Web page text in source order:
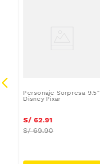
Personaje Sorpresa 9.5"
Disney Pixar
S/ 62.91
S/69.90